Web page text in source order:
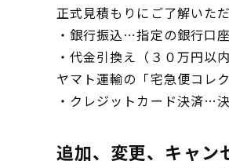
正式見積もりにご了解いた
・銀行振込…指定の銀行口
・代金引換え（３０万円以
ヤマト運輸の「宅急便コレ
・クレジットカード決済…
追加、変更、キャン